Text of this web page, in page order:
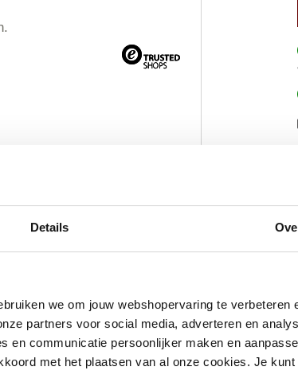
Details
we om jouw webshopervaring te verbeteren
partners voor social media, adverteren en
en communicatie persoonlijker maken en
met het plaatsen van al onze cookies. Je kunt